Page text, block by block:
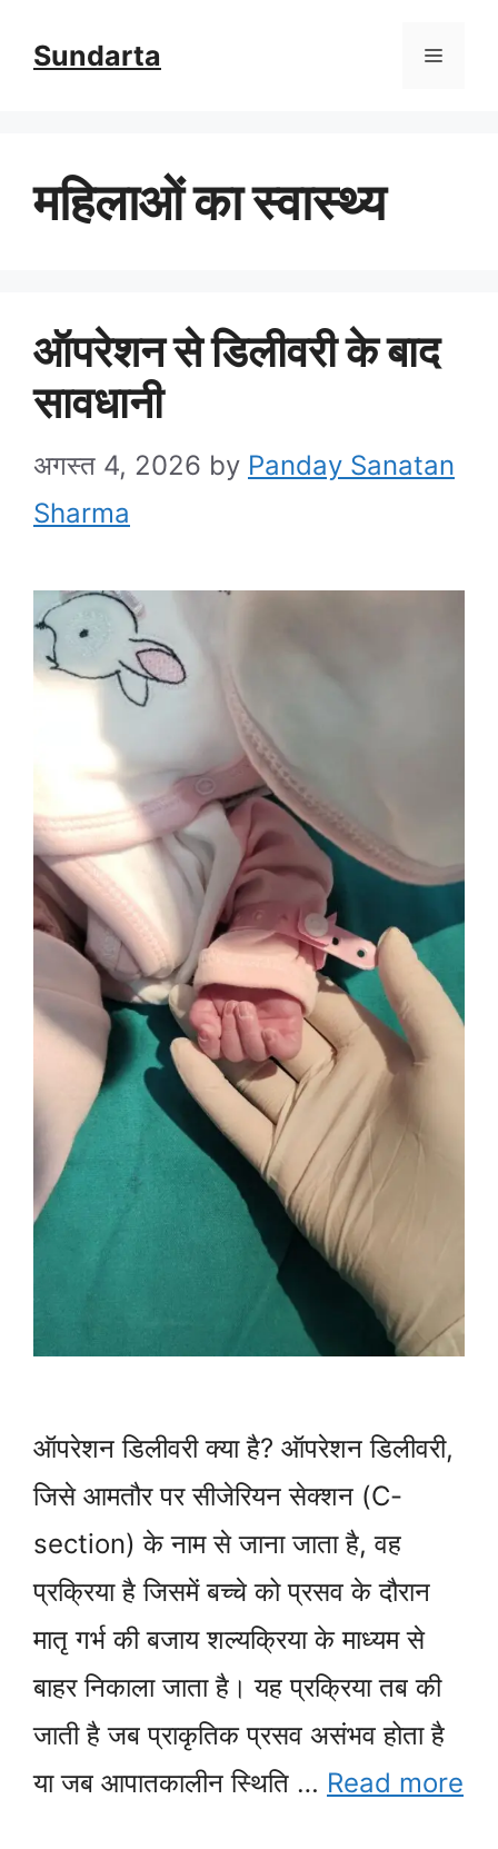
Sundarta Menu
महिलाओं का स्वास्थ्य
ऑपरेशन से डिलीवरी के बाद
सावधानी
अगस्त 4, 2026 by Panday Sanatan
Sharma
ऑपरेशन डिलीवरी क्या है? ऑपरेशन डिलीवरी,
जिसे आमतौर पर सीजेरियन सेक्शन (C-
section) के नाम से जाना जाता है, वह
प्रक्रिया है जिसमें बच्चे को प्रसव के दौरान
मातृ गर्भ की बजाय शल्यक्रिया के माध्यम से
बाहर निकाला जाता है। यह प्रक्रिया तब की
जाती है जब प्राकृतिक प्रसव असंभव होता है
या जब आपातकालीन स्थिति … Read more